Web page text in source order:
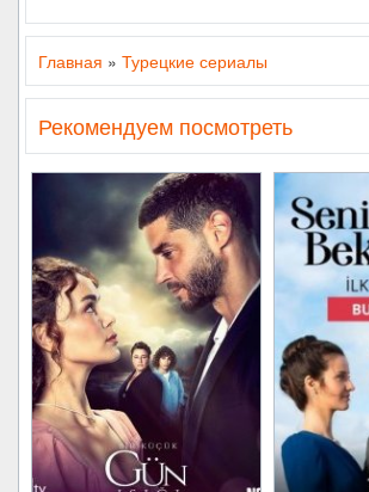
Главная » Турецкие сериалы
Рекомендуем посмотреть